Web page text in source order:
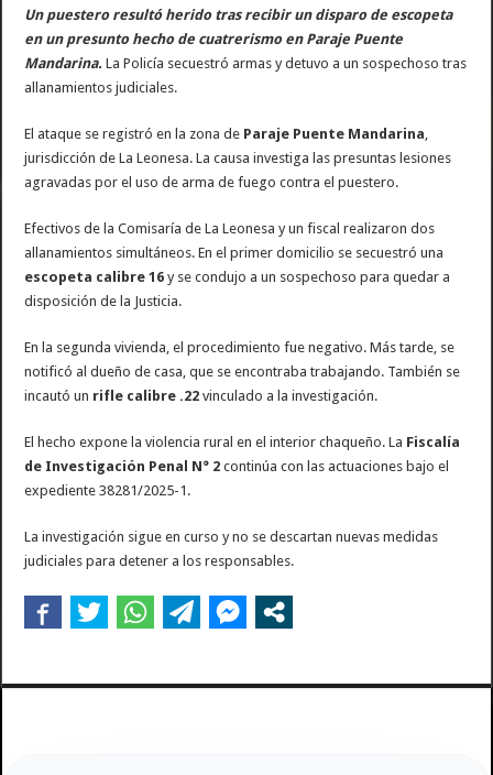
Un puestero resultó herido tras recibir un disparo de escopeta
en un presunto hecho de cuatrerismo en Paraje Puente
Mandarina. La Policía secuestró armas y detuvo a un sospechoso tras
allanamientos judiciales.
El ataque se registró en la zona de Paraje Puente Mandarina,
jurisdicción de La Leonesa. La causa investiga las presuntas lesiones
agravadas por el uso de arma de fuego contra el puestero.
Efectivos de la Comisaría de La Leonesa y un fiscal realizaron dos
allanamientos simultáneos. En el primer domicilio se secuestró una
escopeta calibre 16 y se condujo a un sospechoso para quedar a
disposición de la Justicia.
En la segunda vivienda, el procedimiento fue negativo. Más tarde, se
notificó al dueño de casa, que se encontraba trabajando. También se
incautó un rifle calibre .22 vinculado a la investigación.
El hecho expone la violencia rural en el interior chaqueño. La Fiscalía
de Investigación Penal N° 2 continúa con las actuaciones bajo el
expediente 38281/2025-1.
La investigación sigue en curso y no se descartan nuevas medidas
judiciales para detener a los responsables.